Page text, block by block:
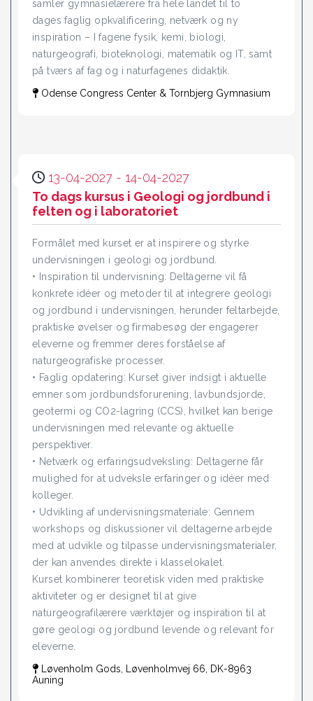
samler gymnasielærere fra hele landet til to
dages faglig opkvalificering, netværk og ny
inspiration – I fagene fysik, kemi, biologi,
naturgeografi, bioteknologi, matematik og IT, samt
på tværs af fag og i naturfagenes didaktik.
Odense Congress Center & Tornbjerg Gymnasium
13-04-2027 - 14-04-2027
To dags kursus i Geologi og jordbund i
felten og i laboratoriet
Formålet med kurset er at inspirere og styrke
undervisningen i geologi og jordbund.
• Inspiration til undervisning: Deltagerne vil få
konkrete idéer og metoder til at integrere geologi
og jordbund i undervisningen, herunder feltarbejde,
praktiske øvelser og firmabesøg der engagerer
eleverne og fremmer deres forståelse af
naturgeografiske processer.
• Faglig opdatering: Kurset giver indsigt i aktuelle
emner som jordbundsforurening, lavbundsjorde,
geotermi og CO2-lagring (CCS), hvilket kan berige
undervisningen med relevante og aktuelle
perspektiver.
• Netværk og erfaringsudveksling: Deltagerne får
mulighed for at udveksle erfaringer og idéer med
kolleger.
• Udvikling af undervisningsmateriale: Gennem
workshops og diskussioner vil deltagerne arbejde
med at udvikle og tilpasse undervisningsmaterialer,
der kan anvendes direkte i klasselokalet.
Kurset kombinerer teoretisk viden med praktiske
aktiviteter og er designet til at give
naturgeografilærere værktøjer og inspiration til at
gøre geologi og jordbund levende og relevant for
eleverne.
Løvenholm Gods, Løvenholmvej 66, DK-8963
Auning